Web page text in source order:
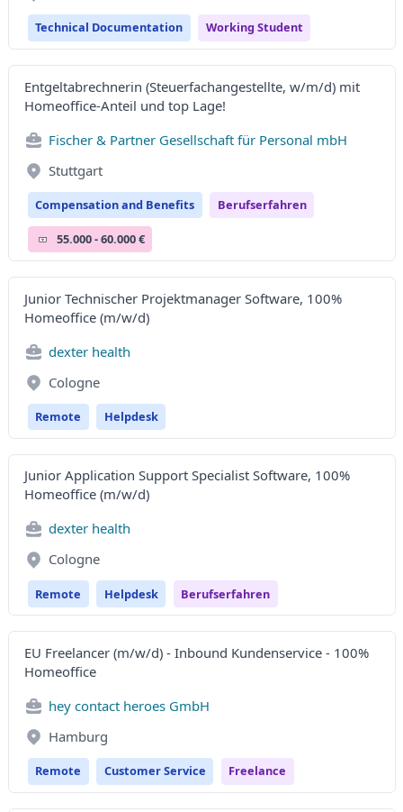
Technical Documentation Working Student
Entgeltabrechnerin (Steuerfachangestellte, w/m/d) mit
Homeoffice-Anteil und top Lage!
Fischer & Partner Gesellschaft für Personal mbH
Stuttgart
Compensation and Benefits Berufserfahren
55.000 - 60.000 €
Junior Technischer Projektmanager Software, 100%
Homeoffice (m/w/d)
dexter health
Cologne
Remote Helpdesk
Junior Application Support Specialist Software, 100%
Homeoffice (m/w/d)
dexter health
Cologne
Remote Helpdesk Berufserfahren
EU Freelancer (m/w/d) - Inbound Kundenservice - 100%
Homeoffice
hey contact heroes GmbH
Hamburg
Remote Customer Service Freelance